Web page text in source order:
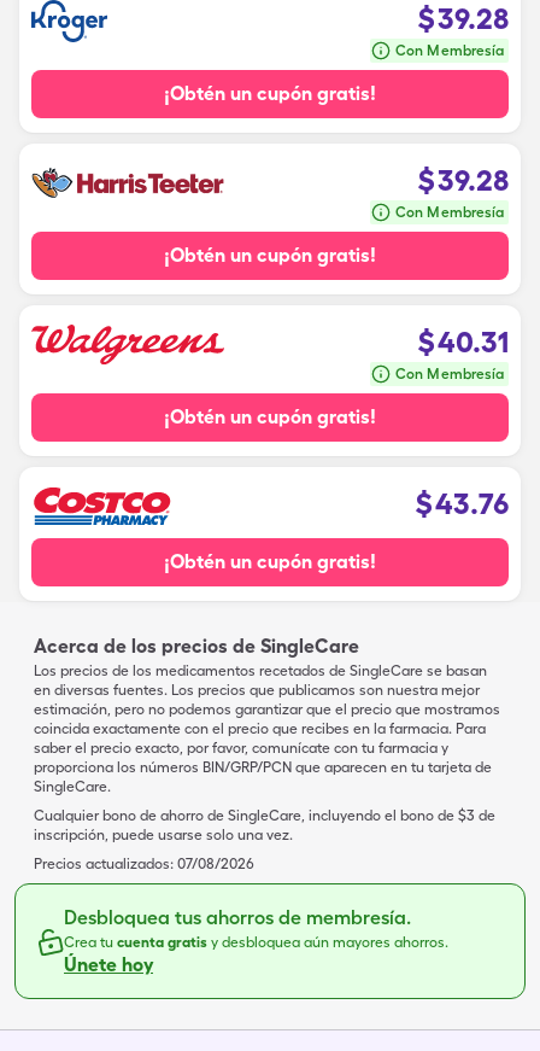
$39.28
Con Membresía
¡Obtén un cupón gratis!
$39.28
Con Membresía
¡Obtén un cupón gratis!
$40.31
Con Membresía
¡Obtén un cupón gratis!
$43.76
¡Obtén un cupón gratis!
Acerca de los precios de SingleCare
Los precios de los medicamentos recetados de SingleCare se basan
en diversas fuentes. Los precios que publicamos son nuestra mejor
estimación, pero no podemos garantizar que el precio que mostramos
coincida exactamente con el precio que recibes en la farmacia. Para
saber el precio exacto, por favor, comunícate con tu farmacia y
proporciona los números BIN/GRP/PCN que aparecen en tu tarjeta de
SingleCare.
Cualquier bono de ahorro de SingleCare, incluyendo el bono de $3 de
inscripción, puede usarse solo una vez.
Precios actualizados: 07/08/2026
Desbloquea tus ahorros de membresía.
Crea tu cuenta gratis y desbloquea aún mayores ahorros.
Únete hoy